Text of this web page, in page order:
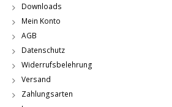
Downloads
Mein Konto
AGB
Datenschutz
Widerrufsbelehrung
Versand
Zahlungsarten